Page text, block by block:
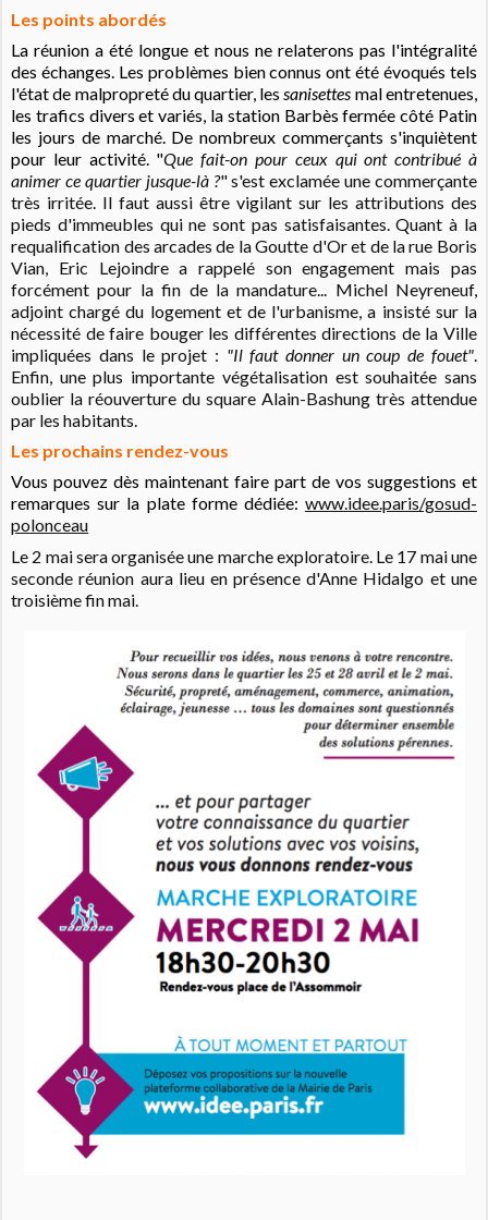
Les points abordés
La réunion a été longue et nous ne relaterons pas l'intégralité
des échanges. Les problèmes bien connus ont été évoqués tels
l'état de malpropreté du quartier, lessanisettes mal entretenues,
les trafics divers et variés, la station Barbès fermée côté Patin
les jours de marché. De nombreux commerçants s'inquiètent
pour leur activité. "Que fait-on pour ceux qui ont contribué à
animer ce quartier jusque-là ?" s'est exclamée une commerçante
très irritée. Il faut aussi être vigilant sur les attributions des
pieds d'immeubles qui ne sont pas satisfaisantes. Quant à la
requalification des arcades de la Goutte d'Or et de la rue Boris
Vian, Eric Lejoindre a rappelé son engagement mais pas
forcément pour la fin de la mandature... Michel Neyreneuf,
adjoint chargé du logement et de l'urbanisme, a insisté sur la
nécessité de faire bouger les différentes directions de la Ville
impliquées dans le projet : "Il faut donner un coup de fouet".
Enfin, une plus importante végétalisation est souhaitée sans
oublier la réouverture du square Alain-Bashung très attendue
par les habitants.
Les prochains rendez-vous
Vous pouvez dès maintenant faire part de vos suggestions et
remarques sur la plate forme dédiée: www.idee.paris/gosud-
polonceau
Le 2 mai sera organisée une marche exploratoire. Le 17 mai une
seconde réunion aura lieu en présence d'Anne Hidalgo et une
troisième fin mai.